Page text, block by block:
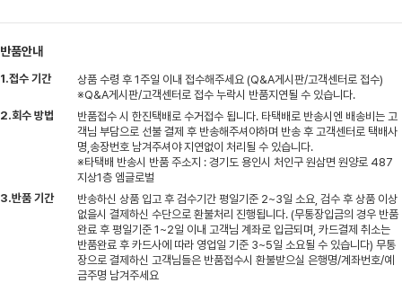
반품안내
1.접수 기간
상품 수령 후 1주일 이내 접수해주세요 (Q&A게시판/고객센터로 접수)
※Q&A게시판/고객센터로 접수 누락시 반품지연될 수 있습니다.
2.회수 방법
반품접수 시 한진택배로 수거접수 됩니다. 타택배로 반송시엔 배송비는 고
객님 부담으로 선불 결제 후 반송해주셔야하며 반송 후 고객센터로 택배사
명,송장번호 남겨주셔야 지연없이 처리될 수 있습니다.
※타택배 반송시 반품 주소지 : 경기도 용인시 처인구 원삼면 원양로 487
지상1층 엠글로벌
3.반품 기간
반송하신 상품 입고 후 검수기간 평일기준 2~3일 소요, 검수 후 상품 이상
없을시 결제하신 수단으로 환불처리 진행됩니다. (무통장입금의 경우 반품
완료 후 평일기준 1~2일 이내 고객님 계좌로 입금되며, 카드결제 취소는
반품완료 후 카드사에 따라 영업일 기준 3~5일 소요될 수 있습니다) 무통
장으로 결제하신 고객님들은 반품접수시 환불받으실 은행명/계좌번호/예
금주명 남겨주세요